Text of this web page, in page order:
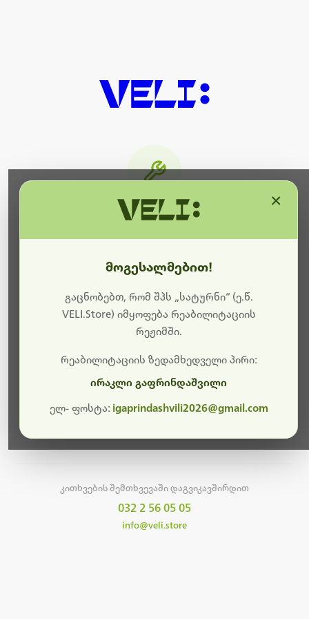
ბოდიშს გიხდით შეფერხებისთვის. ამჟამად
მიმდინარეობს საიტის განახლება და ტექნიკური
სამუშაოები.
მალე ისევ ხელმისაწვდომი იქნება. გმადლობთ
კითხვების შემთხვევაში დაგვიკავშირდით
032 2 56 05 05
info@veli.store
მოგესალმებით!
გაცნობებთ, რომ შპს „სატურნი“ (ე.წ.
VELI.Store) იმყოფება რეაბილიტაციის
რეჟიმში.
რეაბილიტაციის ზედამხედველი პირი:
ირაკლი გაფრინდაშვილი
ელ- ფოსტა: igaprindashvili2026@gmail.com
×